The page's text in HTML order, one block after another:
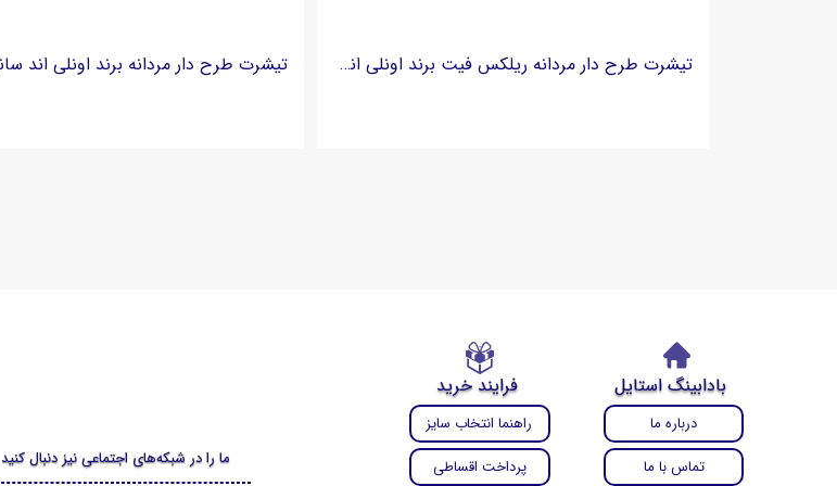
تیشرت طرح دار مردانه ریلکس فیت برند اونلی اند سانز ONLY & SONS
فرایند خرید بادابینگ استایل
راهنما انتخاب سایز
پرداخت اقساطی
درباره ما
تماس با ما
ما را در شبکه‌های اجتماعی نیز دنبال کنید